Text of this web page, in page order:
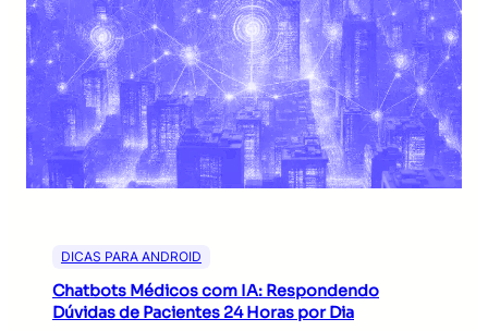
DICAS PARA ANDROID
Chatbots Médicos com IA: Respondendo
Dúvidas de Pacientes 24 Horas por Dia